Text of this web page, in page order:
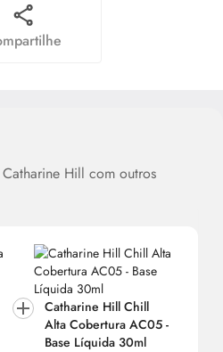
Hill com outros
Catharine Hill Chill
Alta Cobertura AC05 -
Base Líquida 30ml